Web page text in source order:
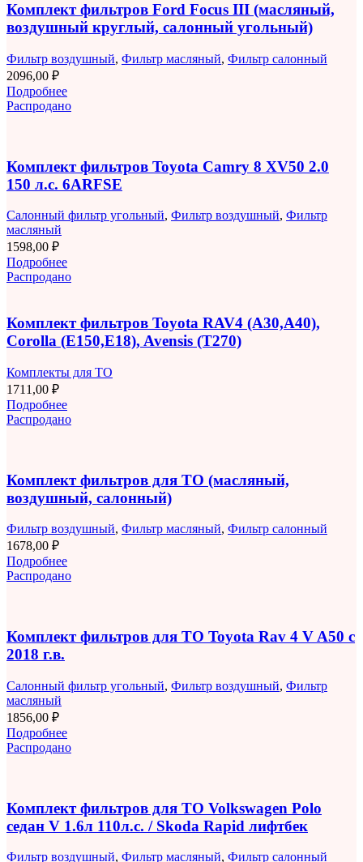
Комплект фильтров Ford Focus III (масляный,
воздушный круглый, салонный угольный)
Фильтр воздушный, Фильтр масляный, Фильтр салонный
2096,00 ₽
Подробнее
Распродано
Комплект фильтров Toyota Camry 8 XV50 2.0
150 л.с. 6ARFSE
Салонный фильтр угольный, Фильтр воздушный, Фильтр
масляный
1598,00 ₽
Подробнее
Распродано
Комплект фильтров Toyota RAV4 (A30,A40),
Corolla (E150,E18), Avensis (T270)
Комплекты для ТО
1711,00 ₽
Подробнее
Распродано
Комплект фильтров для ТО (масляный,
воздушный, салонный)
Фильтр воздушный, Фильтр масляный, Фильтр салонный
1678,00 ₽
Подробнее
Распродано
Комплект фильтров для ТО Toyota Rav 4 V A50 с
2018 г.в.
Салонный фильтр угольный, Фильтр воздушный, Фильтр
масляный
1856,00 ₽
Подробнее
Распродано
Комплект фильтров для ТО Volkswagen Polo
седан V 1.6л 110л.с. / Skoda Rapid лифтбек
Фильтр воздушный, Фильтр масляный, Фильтр салонный